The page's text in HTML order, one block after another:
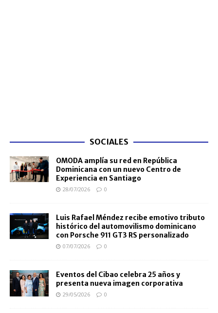
SOCIALES
OMODA amplía su red en República
Dominicana con un nuevo Centro de
Experiencia en Santiago
28/07/2026 0
Luis Rafael Méndez recibe emotivo tributo
histórico del automovilismo dominicano
con Porsche 911 GT3 RS personalizado
07/07/2026 0
Eventos del Cibao celebra 25 años y
presenta nueva imagen corporativa
29/05/2026 0